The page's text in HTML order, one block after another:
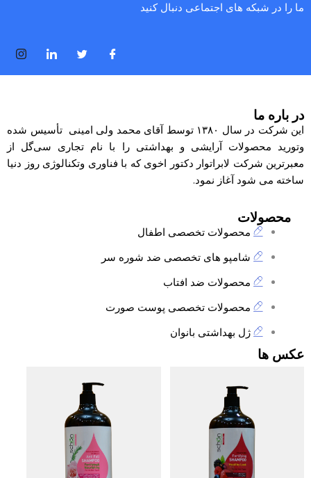
ما را در شبکه های اجتماعی دنبال کنید
در باره ما
این شرکت در سال ۱۳۸۰ توسط آقای محمد ولی امینی تأسیس شده
وتورید محصولات آرایشی و بهداشتی را با نام تجاری سی‌گل از
معبرترین شرکت لابراتوار دکتور اخوی که با فناوری وتکنالوژی روز دنیا
ساخته می شود آغاز نمود.
محصولات
محصولات تخصصی اطفال
شامپو های تخصصی ضد شوره سر
محصولات ضد افتاب
محصولات تخصصی پوست صورت
ژل بهداشتی بانوان
عکس ها